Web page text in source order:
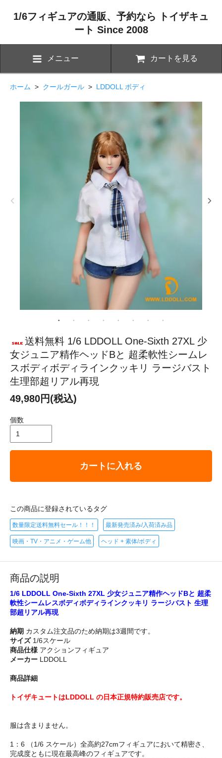
1/6フィギュアの通販、予約なら トイザキュ
ート Since 2008
メニュー カートを見る
ホーム > クールガール > LDDOLL ボディ
送料無料 1/6 LDDOLL One-Sixth 27XL 少
女ジュニア精作ヘッドBと 超柔軟性シームレ
スボディボディラインクッキリ ラージバスト
生理部超リアル再現
49,980円(税込)
個数
カートに入れる
この商品に登録されているタグ
数量限定送料無料セール！！！ 最新発売済み/入荷済み品
映画・TV・アニメ・ゲーム他 ヘッド + 素体/ボディ
商品の説明
1/6 LDDOLL One-Sixth 27XL 少女ジュニア精作ヘッドBと 超柔
軟性シームレスボディボディラインクッキリ ラージバスト 生理
部超リアル再現
納期 カスタム注文品のため納期は3週間です。
サイズ1/6スケール
商品仕様 アクションフィギュア
メーカー LDDOLL
商品詳細
トイザキュートはLDDOLL の日本正規特約販売店です。
服は含まりません。
1：6 （1/6 スケール）全高約27cmフィギュアにおいて精密さ、
完成度ともに現在最高峰のフィギュアです。